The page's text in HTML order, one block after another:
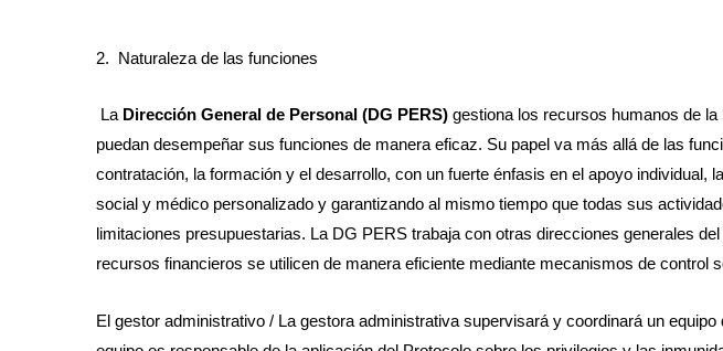
2. Naturaleza de las funciones
La Dirección General de Personal (DG PERS) gestiona los recursos humanos de
puedan desempeñar sus funciones de manera eficaz. Su papel va más allá de las
contratación, la formación y el desarrollo, con un fuerte énfasis en el apoyo
social y médico personalizado y garantizando al mismo tiempo que todas sus
limitaciones presupuestarias. La DG PERS trabaja con otras direcciones generales
recursos financieros se utilicen de manera eficiente mediante mecanismos de control
El gestor administrativo / La gestora administrativa supervisará y coordinará un